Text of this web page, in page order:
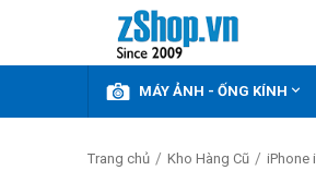
KHUYẾN MÃI
MÁY ẢNH - ỐNG KÍNH 
Trang chủ / Kho Hàng Cũ / iPhone